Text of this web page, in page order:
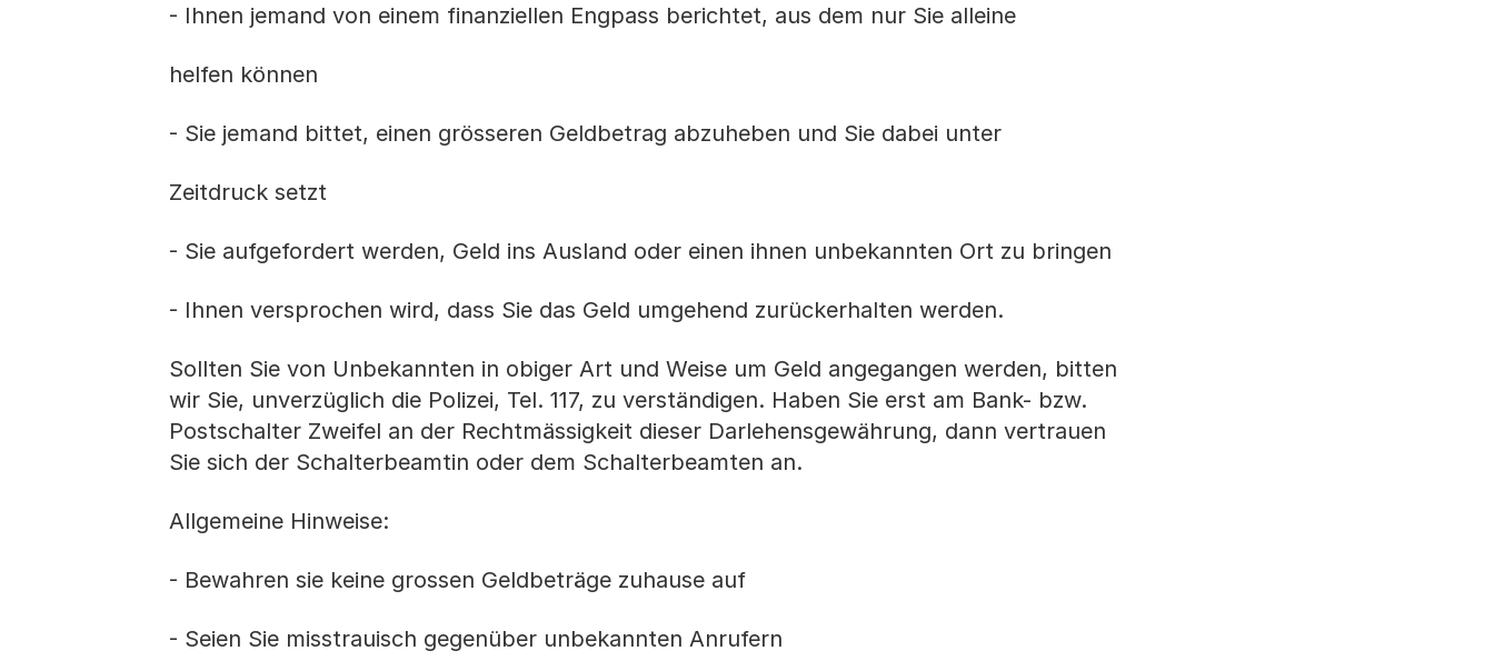
- Ihnen jemand von einem finanziellen Engpass berichtet, aus dem nur Sie alleine
helfen können
- Sie jemand bittet, einen grösseren Geldbetrag abzuheben und Sie dabei unter
Zeitdruck setzt
- Sie aufgefordert werden, Geld ins Ausland oder einen ihnen unbekannten Ort zu bringen
- Ihnen versprochen wird, dass Sie das Geld umgehend zurückerhalten werden.
Sollten Sie von Unbekannten in obiger Art und Weise um Geld angegangen werden, bitten
wir Sie, unverzüglich die Polizei, Tel. 117, zu verständigen. Haben Sie erst am Bank- bzw.
Postschalter Zweifel an der Rechtmässigkeit dieser Darlehensgewährung, dann vertrauen
Sie sich der Schalterbeamtin oder dem Schalterbeamten an.
Allgemeine Hinweise:
- Bewahren sie keine grossen Geldbeträge zuhause auf
- Seien Sie misstrauisch gegenüber unbekannten Anrufern